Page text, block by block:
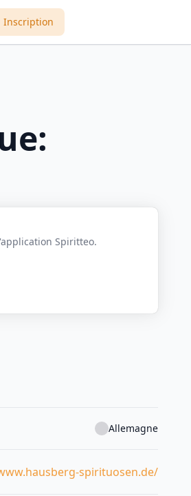
Inscription
Spiritteo.
Allemagne
spirituosen.de/